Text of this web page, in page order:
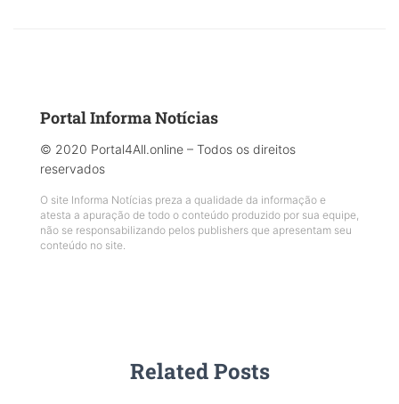
Portal Informa Notícias
© 2020 Portal4All.online – Todos os direitos
reservados
O site Informa Notícias preza a qualidade da informação e
atesta a apuração de todo o conteúdo produzido por sua equipe,
não se responsabilizando pelos publishers que apresentam seu
conteúdo no site.
Related Posts